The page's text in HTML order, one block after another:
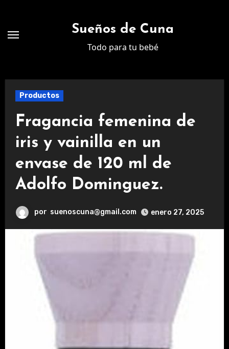
contenido
Sueños de Cuna
Todo para tu bebé
Productos
Fragancia femenina de
iris y vainilla en un
envase de 120 ml de
Adolfo Dominguez.
por suenoscuna@gmail.com enero 27, 2025